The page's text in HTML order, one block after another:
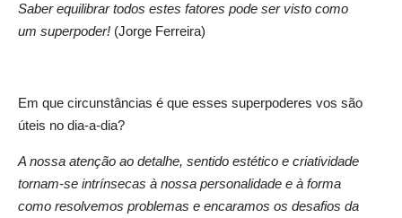
Saber equilibrar todos estes fatores pode ser visto como
um superpoder! (Jorge Ferreira)
Em que circunstâncias é que esses superpoderes vos são
úteis no dia-a-dia?
A nossa atenção ao detalhe, sentido estético e criatividade
tornam-se intrínsecas à nossa personalidade e à forma
como resolvemos problemas e encaramos os desafios da